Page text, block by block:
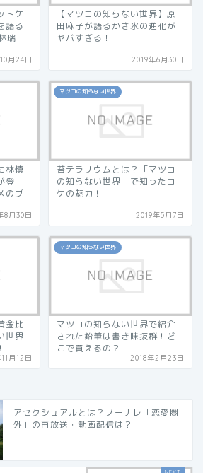
トケ
語る
瑞
月24日
【マツコの知らない世界】原
田麻子が語るかき氷の進化が
ヤバすぎる！
2019年6月30日
林慎
登
のブ
8月30日
マツコの知らない世界
苔テラリウムとは？「マツコ
の知らない世界」で知ったコ
ケの魅力！
2019年5月7日
金比
世界
月12日
マツコの知らない世界
マツコの知らない世界で紹介
された鉛筆は書き味抜群！ど
こで買えるの？
2018年2月23日
アセクシュアルとは？ノーナレ「恋愛圏
外」の再放送・動画配信は？